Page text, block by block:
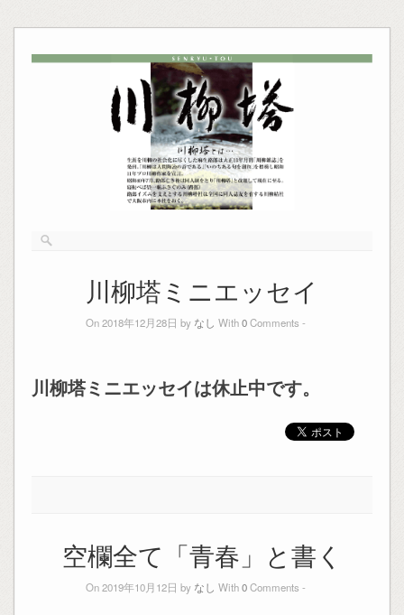
川柳塔ミニエッセイ
On 2018年12月28日 by なし With0Comments -
川柳塔ミニエッセイは休止中です。
空欄全て「青春」と書く
On 2019年10月12日 by なし With0Comments -